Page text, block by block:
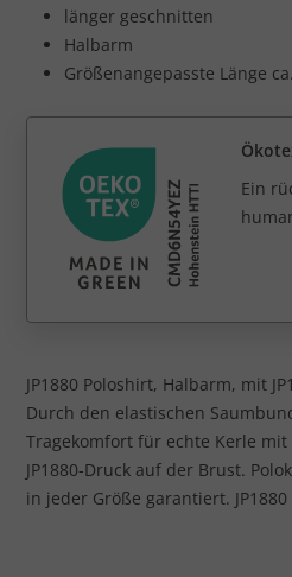
länger geschnitten
Halbarm
Größenangepasste Länge
Ein
JP1880 Poloshirt, Halbarm, mit
Durch den elastischen
Tragekomfort für echte Kerle
JP1880-Druck auf der Brust.
in jeder Größe garantiert.